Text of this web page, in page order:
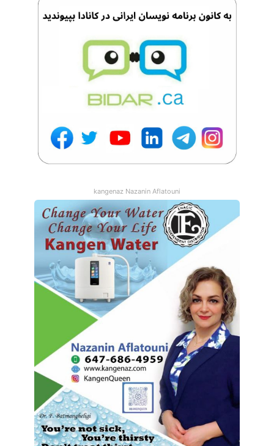
kangenaz Nazanin Aflatouni